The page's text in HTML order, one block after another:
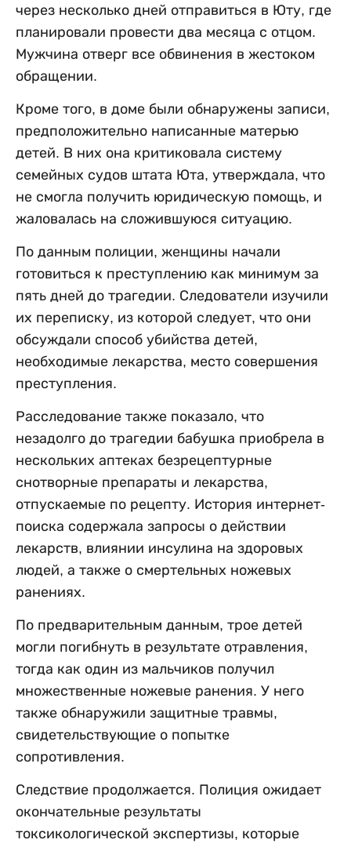
через несколько дней отправиться в Юту, где
планировали провести два месяца с отцом.
Мужчина отверг все обвинения в жестоком
обращении.
Кроме того, в доме были обнаружены записи,
предположительно написанные матерью
детей. В них она критиковала систему
семейных судов штата Юта, утверждала, что
не смогла получить юридическую помощь, и
жаловалась на сложившуюся ситуацию.
По данным полиции, женщины начали
готовиться к преступлению как минимум за
пять дней до трагедии. Следователи изучили
их переписку, из которой следует, что они
обсуждали способ убийства детей,
необходимые лекарства, место совершения
преступления.
Расследование также показало, что
незадолго до трагедии бабушка приобрела в
нескольких аптеках безрецептурные
снотворные препараты и лекарства,
отпускаемые по рецепту. История интернет-
поиска содержала запросы о действии
лекарств, влиянии инсулина на здоровых
людей, а также о смертельных ножевых
ранениях.
По предварительным данным, трое детей
могли погибнуть в результате отравления,
тогда как один из мальчиков получил
множественные ножевые ранения. У него
также обнаружили защитные травмы,
свидетельствующие о попытке
сопротивления.
Следствие продолжается. Полиция ожидает
окончательные результаты
токсикологической экспертизы, которые